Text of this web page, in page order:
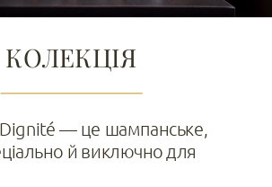
КОЛЕКЦІЯ
— це шампанське,
й виключно для